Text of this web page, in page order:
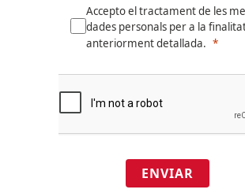
Accepto el tractament de les
dades personals per a la
anteriorment detallada.
ENVIAR